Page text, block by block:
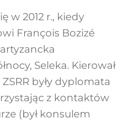
w 2012 r., kiedy
François Bozizé
Seleka. Kierował
były dyplomata
z kontaktów
(był konsulem